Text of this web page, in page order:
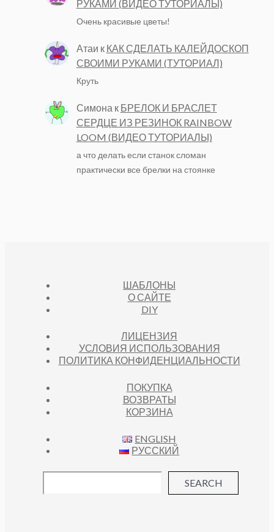
РУКАМИ (ВИДЕО ТУТОРИАЛЫ)
Очень красивые цветы!
Атаи к КАК СДЕЛАТЬ КАЛЕЙДОСКОП
СВОИМИ РУКАМИ (ТУТОРИАЛ)
Круть
Симона к БРЕЛОК И БРАСЛЕТ
СЕРДЦЕ ИЗ РЕЗИНОК RAINBOW
LOOM (ВИДЕО ТУТОРИАЛЫ)
а что делать если станок сломан
практически все брелки на стоянке
ШАБЛОНЫ
О САЙТЕ
DIY
ЛИЦЕНЗИЯ
УСЛОВИЯ ИСПОЛЬЗОВАНИЯ
ПОЛИТИКА КОНФИДЕНЦИАЛЬНОСТИ
ПОКУПКА
ВОЗВРАТЫ
КОРЗИНА
ENGLISH
РУССКИЙ
SEARCH